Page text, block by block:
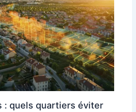
: quels quartiers éviter